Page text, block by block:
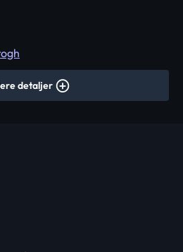
detaljer